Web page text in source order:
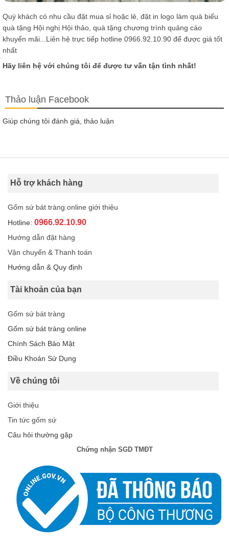
Quý khách có nhu cầu đặt mua sỉ hoặc lẻ, đặt in logo làm quà biếu
quà tặng Hội nghị Hội thảo, quà tặng chương trình quảng cáo
khuyến mãi...Liên hệ trực tiếp hotline 0966.92.10.90 để được giá tốt
nhất
Hãy liên hệ với chúng tôi để được tư vấn tận tình nhất!
Thảo luận Facebook
Giúp chúng tôi đánh giá, thảo luận
Hỗ trợ khách hàng
Gốm sứ bát tràng online giới thiệu
Hotline: 0966.92.10.90
Hướng dẫn đặt hàng
Vận chuyển & Thanh toán
Hướng dẫn & Quy định
Tài khoản của bạn
Gốm sứ bát tràng
Gốm sứ bát tràng online
Chính Sách Bảo Mật
Điều Khoản Sử Dụng
Về chúng tôi
Giới thiệu
Tin tức gốm sứ
Câu hỏi thường gặp
Chứng nhận SGD TMĐT